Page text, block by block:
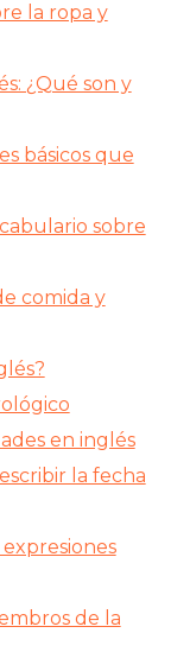
la ropa y
¿Qué son y
básicos que
sobre
comida y
en inglés
la fecha
de la